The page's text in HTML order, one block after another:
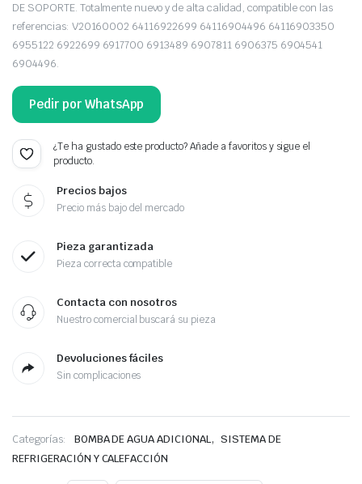
DE SOPORTE. Totalmente nuevo y de alta calidad, compatible con las
referencias: V20160002 64116922699 64116904496 64116903350
6955122 6922699 6917700 6913489 6907811 6906375 6904541
6904496.
Pedir por WhatsApp
¿Te ha gustado este producto? Añade a favoritos y sigue el
producto.
Precios bajos
Precio más bajo del mercado
Pieza garantizada
Pieza correcta compatible
Contacta con nosotros
Nuestro comercial buscará su pieza
Devoluciones fáciles
Sin complicaciones
Categorías: BOMBA DE AGUA ADICIONAL, SISTEMA DE
REFRIGERACIÓN Y CALEFACCIÓN